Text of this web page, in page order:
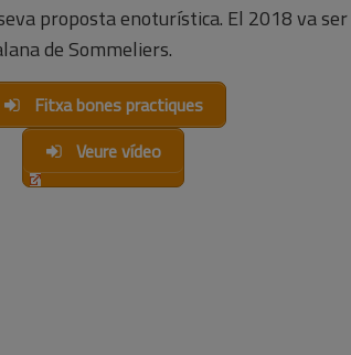
proposta enoturística. El 2018 va
de Sommeliers.
Fitxa bones practiques
Veure vídeo